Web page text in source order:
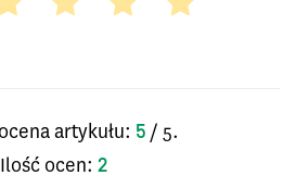
artykułu: 5 / 5.
Ilość ocen: 2